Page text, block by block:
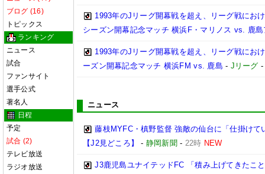
ブログ (16)
トピックス
ランキング
ニュース
試合
ファンサイト
選手公式
著名人
日程
予定
試合 (2)
テレビ放送
ラジオ放送
1993年のJリーグ開幕戦を超え、リーグ戦にお
シーズン開幕記念マッチ 横浜F・マリノス vs. 鹿
1993年のJリーグ開幕戦を超え、リーグ戦にお
ーズン開幕記念マッチ 横浜FM vs. 鹿島 - Jリーグ
ニュース
藤枝MYFC・槙野監督 強敵の仙台に「仕掛け
【J2見どころ】
- 静岡新聞 - 22時 NEW
J3鹿児島ユナイテッドFC 「積み上げてきたこ